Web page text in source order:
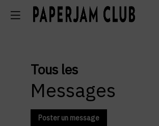
Tous les
Messages
Poster un message